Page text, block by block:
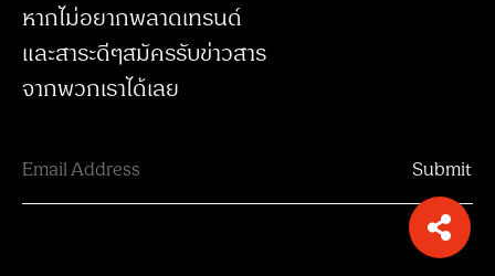
หากไม่อยากพลาดเทรนด์
และสาระดีๆสมัครรับข่าวสาร
จากพวกเราได้เลย